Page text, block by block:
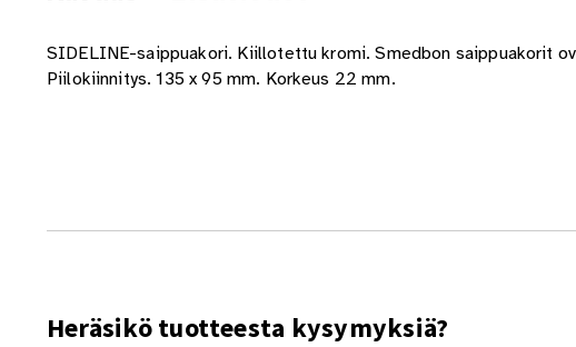
SIDELINE-saippuakori. Kiillotettu kromi. Smedbon saippuakorit
Piilokiinnitys. 135 x 95 mm. Korkeus 22 mm.
Heräsikö tuotteesta kysymyksiä?